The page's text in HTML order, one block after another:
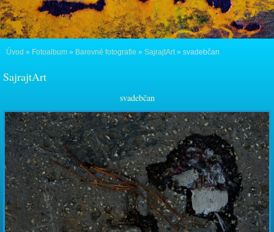
Úvod » Fotoalbum » Barevné fotografie » SajrajtArt» svadebčan
SajrajtArt
svadebčan